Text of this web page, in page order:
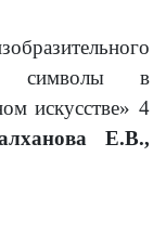
символы в
искусстве» 4
Е.В.,